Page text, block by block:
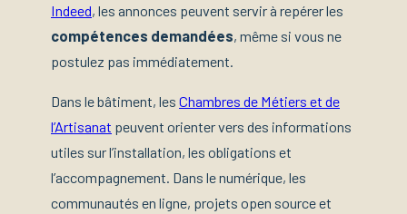
Indeed, les annonces peuvent servir à repérer les
compétences demandées, même si vous ne
postulez pas immédiatement.
Dans le bâtiment, les Chambres de Métiers et de
l’Artisanat peuvent orienter vers des informations
utiles sur l’installation, les obligations et
l’accompagnement. Dans le numérique, les
communautés en ligne, projets open source et